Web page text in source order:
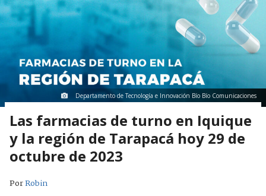
Departamento de Tecnología e Innovación Bío Bío Comunicaciones
Las farmacias de turno en Iquique
y la región de Tarapacá hoy 29 de
octubre de 2023
PorRobin